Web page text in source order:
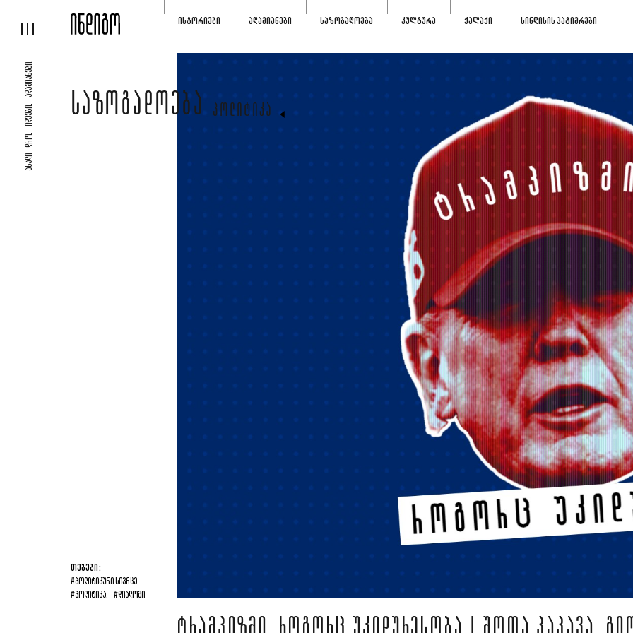
ᲐᲮᲐᲚᲘ ᲓᲠᲝ, ᲘᲓᲔᲔᲑᲘ, ᲐᲓᲐᲛᲘᲐᲜᲔᲑᲘ.
ᲘᲡᲢᲝᲠᲘᲔᲑᲘ ᲐᲓᲐᲛᲘᲐᲜᲔᲑᲘ ᲡᲐᲖᲝᲒᲐᲓᲝᲔᲑᲐ ᲙᲣᲚᲢᲣᲠᲐ ᲥᲐᲚᲐᲥᲘ ᲡᲘᲜᲓᲘᲡᲘᲡ ᲞᲐᲢᲘᲛᲠᲔᲑᲘ
ᲡᲐᲖᲝᲒᲐᲓᲝᲔᲑᲐ ᲞᲝᲚᲘᲢᲘᲙᲐ
ᲗᲔᲒᲔᲑᲘ:
#ᲞᲝᲚᲘᲢᲘᲙᲣᲠᲘ ᲡᲘᲕᲠᲪᲔ,
#ᲞᲝᲚᲘᲢᲘᲙᲐ, #ᲓᲘᲐᲚᲝᲒᲘ